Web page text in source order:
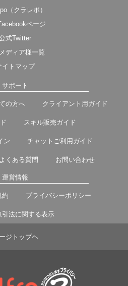
（クラレポ）
ページ
式Twitter
ディア様一覧
イトマップ
サポート
の方へ クライアント用ガイド
スキル販売ガイド
ン チャットご利用ガイド
よくある質問 お問い合わせ
運営情報
約 プライバシーポリシー
引法に関する表示
ジトップヘ